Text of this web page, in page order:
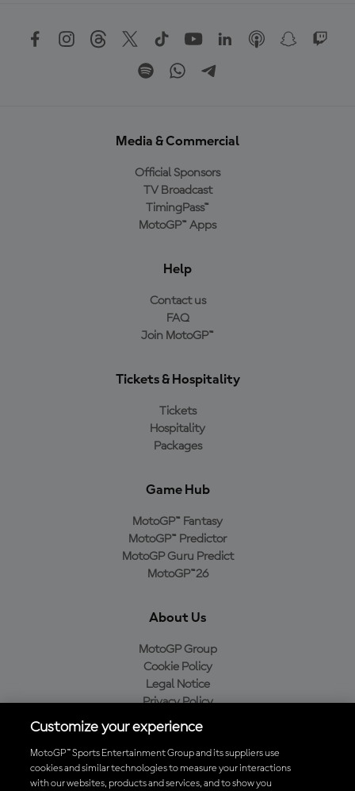
Media & Commercial
Official Sponsors
TV Broadcast
TimingPass™
MotoGP™ Apps
Help
Contact us
FAQ
Join MotoGP™
Tickets & Hospitality
Tickets
Hospitality
Packages
Game Hub
MotoGP™ Fantasy
MotoGP™ Predictor
MotoGP Guru Predict
MotoGP™26
About Us
MotoGP Group
Cookie Policy
Legal Notice
Privacy Policy
Purchase Policy
Baixe o aplicativo oficial da MotoGP™
Customize your experience
MotoGP™ Sports Entertainment Group and its suppliers use
cookies and similar technologies to measure your interactions
with our websites, products and services, and to show you